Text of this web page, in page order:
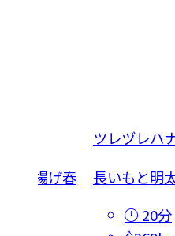
春色揚げ春
ツレヅレハ
長いもと明
20分